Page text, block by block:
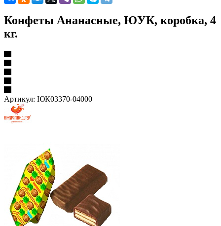
Конфеты Ананасные, ЮУК, коробка, 4
кг.
Артикул: ЮК03370-04000